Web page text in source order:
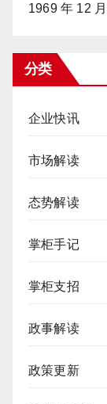
1969 年 12 月
分类
企业快讯
市场解读
态势解读
掌柜手记
掌柜支招
政事解读
政策更新